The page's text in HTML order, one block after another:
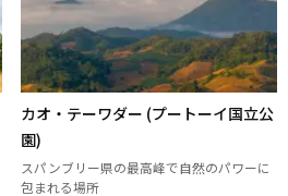
カオ・テーワダー (プートーイ国立公
園)
スパンブリー県の最高峰で自然のパワーに
包まれる場所